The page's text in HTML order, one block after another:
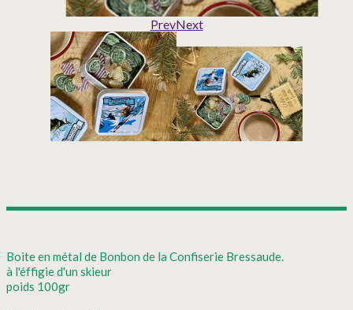
PrevNext
Boite en métal de Bonbon de la Confiserie Bressaude.
à l'éffigie d'un skieur
poids 100gr